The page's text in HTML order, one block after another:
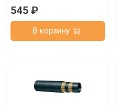
545 ₽
В корзину